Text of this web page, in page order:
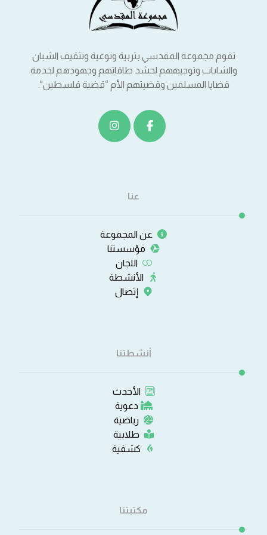
تقوم مجموعة المقدسي بتربية وتوعية وتثقيف الشبان
والشابات وتوجيههم لحشد طاقاتهم وجهودهم لخدمة
قضايا المسلمين وقضيتهم الأم “قضية فلسطين".
عنا
عن المجموعة
مؤسستنا
اللجان
الأنشطة
إتصال
أنشطتنا
الأحدث
دعوية
رياضية
طلابية
كشفية
مكتبتنا